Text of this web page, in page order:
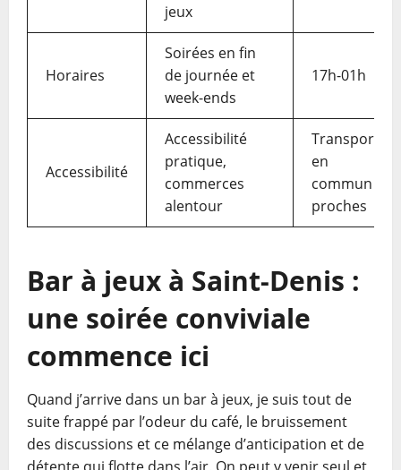
jeux
Horaires
Soirées en fin
de journée et
week-ends
17h-01h
Accessibilité
Accessibilité
pratique,
commerces
alentour
Transports
en
commun
proches
Bar à jeux à Saint-Denis :
une soirée conviviale
commence ici
Quand j’arrive dans un bar à jeux, je suis tout de
suite frappé par l’odeur du café, le bruissement
des discussions et ce mélange d’anticipation et de